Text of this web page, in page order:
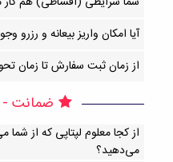
آیا امکان واریز بیعانه و رزرو
از زمان ثبت سفارش تا زمان
ضمانت
از کجا معلوم لپتاپی که از
می‌دهید؟